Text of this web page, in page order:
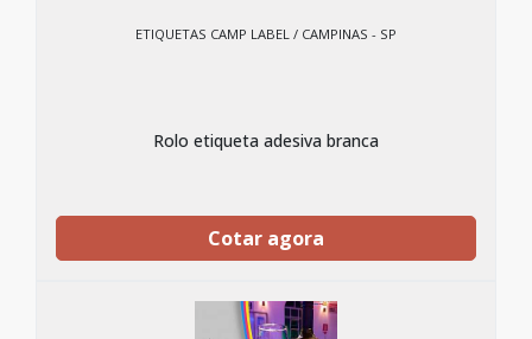
ETIQUETAS CAMP LABEL / CAMPINAS - SP
Rolo etiqueta adesiva branca
Cotar agora